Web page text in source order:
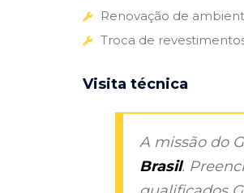
Renovação de
Troca de
Visita técnica
A missão do
Brasil.